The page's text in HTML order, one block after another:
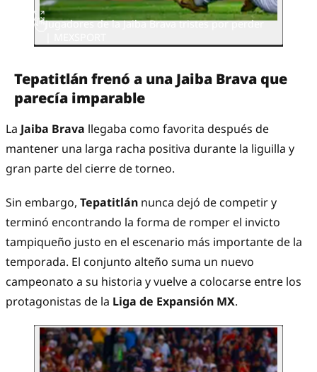
Jugadores de la Jaiba Brava tristes por perder
Tepatitlán frenó a una Jaiba Brava que
parecía imparable
La Jaiba Brava llegaba como favorita después de
mantener una larga racha positiva durante la liguilla y
gran parte del cierre de torneo.
Sin embargo, Tepatitlán nunca dejó de competir y
terminó encontrando la forma de romper el invicto
tampiqueño justo en el escenario más importante de la
temporada. El conjunto alteño suma un nuevo
campeonato a su historia y vuelve a colocarse entre los
protagonistas de la Liga de Expansión MX.